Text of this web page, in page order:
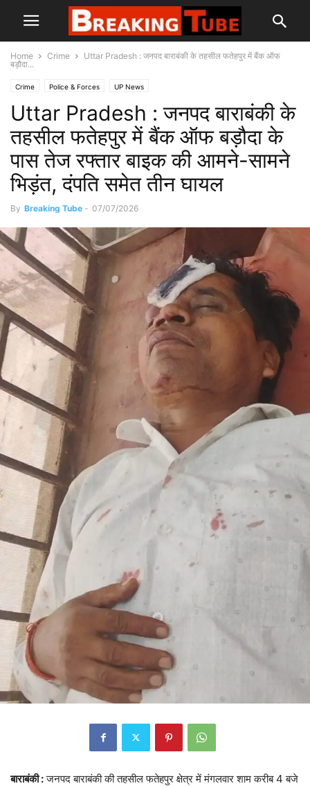
Home Crime
Uttar Pradesh : जनपद बाराबंकी के तहसील फतेहपुर में बैंक ऑफ
बड़ौदा...
Crime Police & Forces UP News
Uttar Pradesh : जनपद बाराबंकी के
तहसील फतेहपुर में बैंक ऑफ बड़ौदा के
पास तेज रफ्तार बाइक की आमने-सामने
भिड़ंत, दंपति समेत तीन घायल
By Breaking Tube - 07/07/2026
बाराबंकी :जनपद बाराबंकी की तहसील फतेहपुर क्षेत्र में मंगलवार शाम करीब 4 बजे